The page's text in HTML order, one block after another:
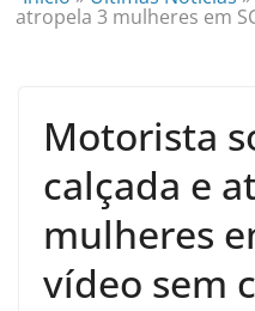
atropela 3 mulheres em
Motorista
calçada e
mulheres
vídeo sem